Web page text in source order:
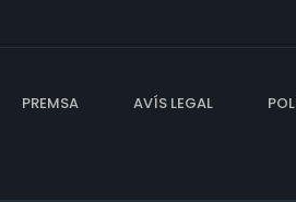
PREMSA AVÍS LEGAL